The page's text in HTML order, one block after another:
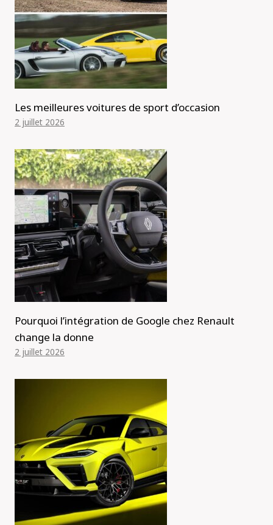
Les meilleures voitures de sport d’occasion
2 juillet 2026
Pourquoi l’intégration de Google chez Renault
change la donne
2 juillet 2026